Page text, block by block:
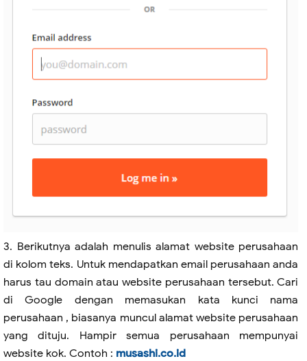
3. Berikutnya adalah menulis alamat website perusahaan
di kolom teks. Untuk mendapatkan email perusahaan anda
harus tau domain atau website perusahaan tersebut. Cari
di Google dengan memasukan kata kunci nama
perusahaan , biasanya muncul alamat website perusahaan
yang dituju. Hampir semua perusahaan mempunyai
website kok. Contoh : musashi.co.id